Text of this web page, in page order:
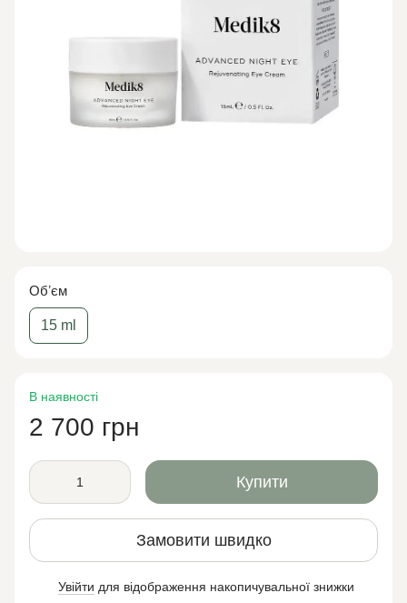
Обʼєм
15 ml
В наявності
2 700 грн
Купити
Замовити швидко
Увійти для відображення накопичувальної знижки